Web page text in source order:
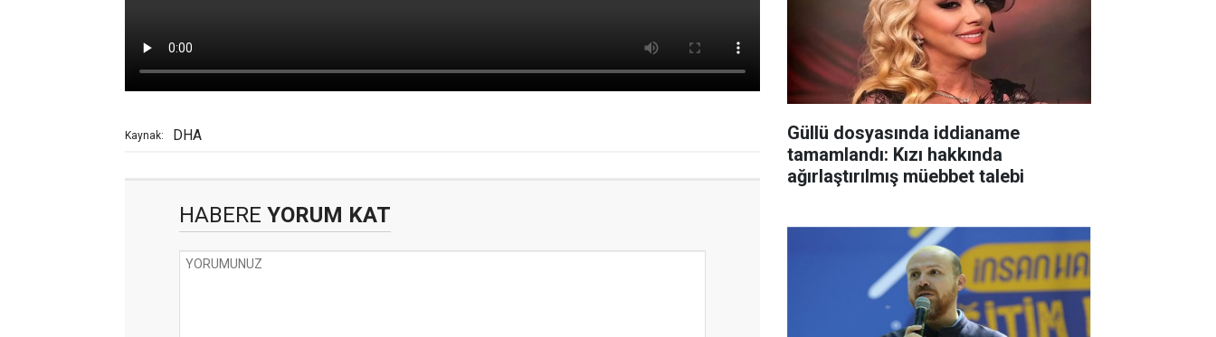
Kaynak: DHA
HABERE YORUM KAT
Güllü dosyasında iddianame
tamamlandı: Kızı hakkında
ağırlaştırılmış müebbet talebi